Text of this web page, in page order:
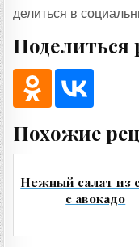
делиться в
Поделиться
Похожие
Нежный салат из
с авокадо